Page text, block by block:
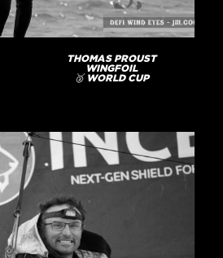
THOMAS PROUST
WINGFOIL
🥈 WORLD CUP